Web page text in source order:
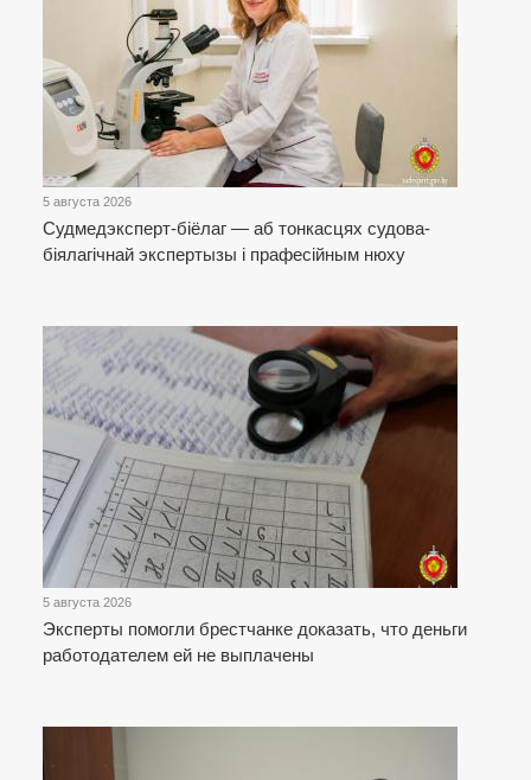
5 августа 2026
Cудмедэксперт-біёлаг — аб тонкасцях судова-
біялагічнай экспертызы і прафесійным нюху
5 августа 2026
Эксперты помогли брестчанке доказать, что деньги
работодателем ей не выплачены